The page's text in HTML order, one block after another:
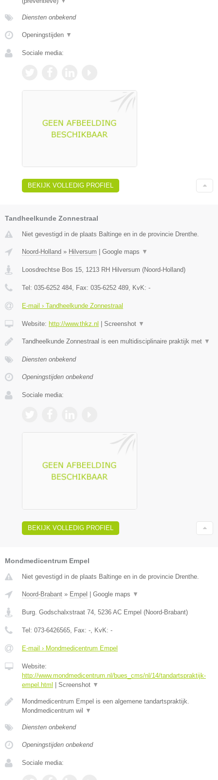
Diensten onbekend
Openingstijden ▼
Sociale media:
BEKIJK VOLLEDIG PROFIEL
Tandheelkunde Zonnestraal
Niet gevestigd in de plaats Baltinge en in de provincie Drenthe.
Noord-Holland » Hilversum Google maps ▼
Loosdrechtse Bos 15, 1213 RH Hilversum (Noord-Holland)
Tel: 035-6252 484, Fax: 035-6252 489, KvK: -
E-mail › Tandheelkunde Zonnestraal
Website: http://www.thkz.nl Screenshot ▼
Tandheelkunde Zonnestraal is een multidisciplinaire praktijk met ▼
Diensten onbekend
Openingstijden onbekend
Sociale media:
BEKIJK VOLLEDIG PROFIEL
Mondmedicentrum Empel
Niet gevestigd in de plaats Baltinge en in de provincie Drenthe.
Noord-Brabant » Empel Google maps ▼
Burg. Godschalxstraat 74, 5236 AC Empel (Noord-Brabant)
Tel: 073-6426565, Fax: -, KvK: -
E-mail › Mondmedicentrum Empel
Website:
http://www.mondmedicentrum.nl/bues_cms/nl/14/tandartspraktijk-
empel.html
Screenshot ▼
Mondmedicentrum Empel is een algemene tandartspraktijk.
Mondmedicentrum wil
▼
Diensten onbekend
Openingstijden onbekend
Sociale media: